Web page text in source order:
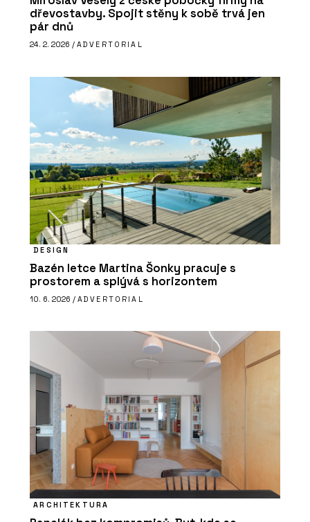
dřevostavby. Spojit stěny k sobě trvá jen
pár dnů
24. 2. 2026 / ADVERTORIAL
DESIGN
Bazén letce Martina Šonky pracuje s
prostorem a splývá s horizontem
10. 6. 2026 / ADVERTORIAL
ARCHITEKTURA